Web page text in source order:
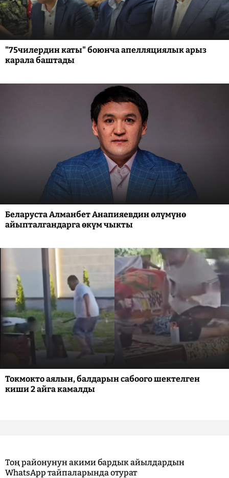
"75чилердин каты" боюнча апелляциялык арыз
карала баштады
Беларуста Алманбет Анапияевдин өлүмүнө
айыпталгандарга өкүм чыкты
Токмокто аялын, балдарын сабоого шектелген
киши 2 айга камалды
Тоң районунун акими бардык айылдардын
WhatsApp тайпаларында отурат